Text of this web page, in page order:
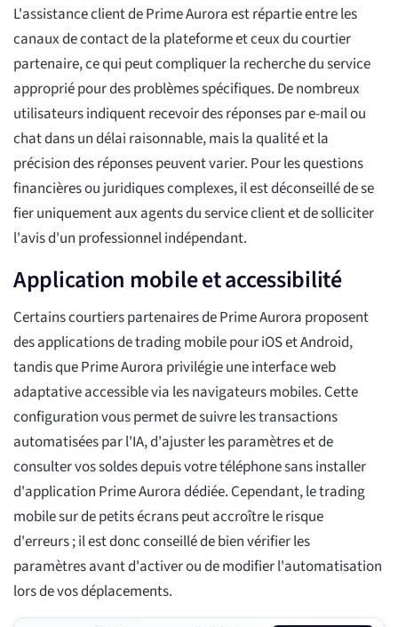
L'assistance client de Prime Aurora est répartie entre les
canaux de contact de la plateforme et ceux du courtier
partenaire, ce qui peut compliquer la recherche du service
approprié pour des problèmes spécifiques. De nombreux
utilisateurs indiquent recevoir des réponses par e-mail ou
chat dans un délai raisonnable, mais la qualité et la
précision des réponses peuvent varier. Pour les questions
financières ou juridiques complexes, il est déconseillé de se
fier uniquement aux agents du service client et de solliciter
l'avis d'un professionnel indépendant.
Application mobile et accessibilité
Certains courtiers partenaires de Prime Aurora proposent
des applications de trading mobile pour iOS et Android,
tandis que Prime Aurora privilégie une interface web
adaptative accessible via les navigateurs mobiles. Cette
configuration vous permet de suivre les transactions
automatisées par l'IA, d'ajuster les paramètres et de
consulter vos soldes depuis votre téléphone sans installer
d'application Prime Aurora dédiée. Cependant, le trading
mobile sur de petits écrans peut accroître le risque
d'erreurs ; il est donc conseillé de bien vérifier les
paramètres avant d'activer ou de modifier l'automatisation
lors de vos déplacements.